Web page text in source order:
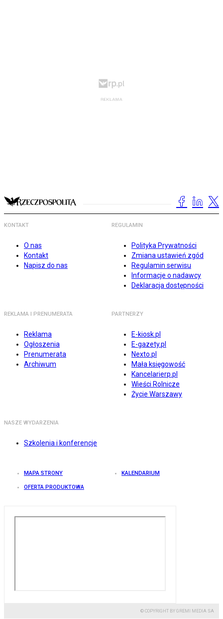
KONTAKT
O nas
Kontakt
Napisz do nas
REGULAMIN
Polityka Prywatności
Zmiana ustawień zgód
Regulamin serwisu
Informacje o nadawcy
Deklaracja dostępności
REKLAMA I PRENUMERATA
Reklama
Ogłoszenia
Prenumerata
Archiwum
PARTNERZY
E-kiosk.pl
E-gazety.pl
Nexto.pl
Mała księgowość
Kancelarierp.pl
Wieści Rolnicze
Życie Warszawy
NASZE WYDARZENIA
Szkolenia i konferencje
MAPA STRONY KALENDARIUM
OFERTA PRODUKTOWA
© COPYRIGHT BY GREMI MEDIA SA